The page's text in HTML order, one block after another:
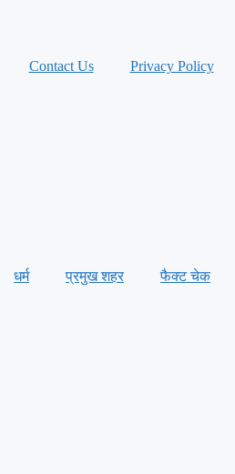
Contact Us Privacy Policy
धर्म प्रमुख शहर फैक्ट चेक